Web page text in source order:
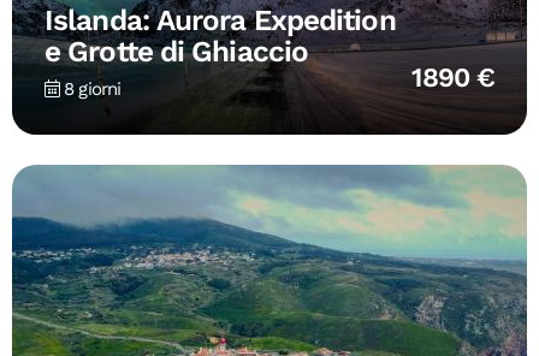
Islanda: Aurora Expedition
e Grotte di Ghiaccio
8 giorni 1890 €